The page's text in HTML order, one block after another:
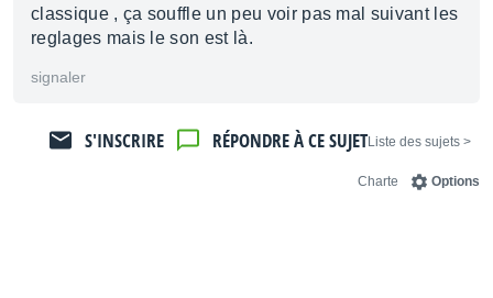
classique , ça souffle un peu voir pas mal suivant les
reglages mais le son est là.
signaler
< Liste des sujets
RÉPONDRE À CE SUJET
S'INSCRIRE
Options
Charte